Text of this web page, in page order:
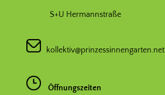
S+U Hermannstraße
kollektiv@prinzessinnengarten.net
Öffnungszeiten